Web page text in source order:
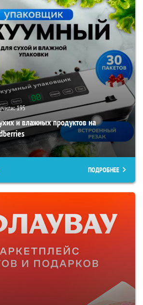
195
и влажных продуктов на
ПОДРОБНЕЕ